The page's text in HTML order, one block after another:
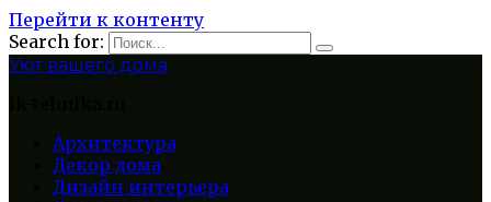
Перейти к контенту
Search for:
Уют вашего дома
Архитектура
Декор дома
Дизайн интерьера